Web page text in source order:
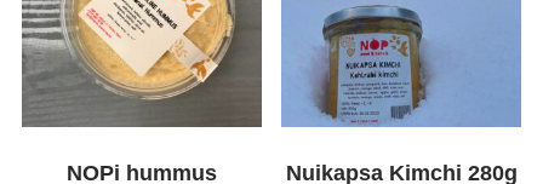
NOPi hummus Nuikapsa Kimchi 280g